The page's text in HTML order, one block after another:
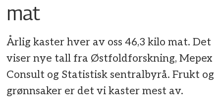
mat
Årlig kaster hver av oss 46,3 kilo mat. Det
viser nye tall fra Østfoldforskning, Mepex
Consult og Statistisk sentralbyrå. Frukt og
grønnsaker er det vi kaster mest av.